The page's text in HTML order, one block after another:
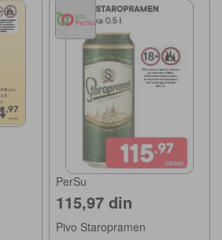
PerSu
115,97 din
Pivo Staropramen